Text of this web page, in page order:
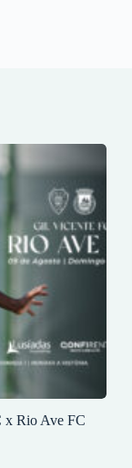
x Rio Ave FC